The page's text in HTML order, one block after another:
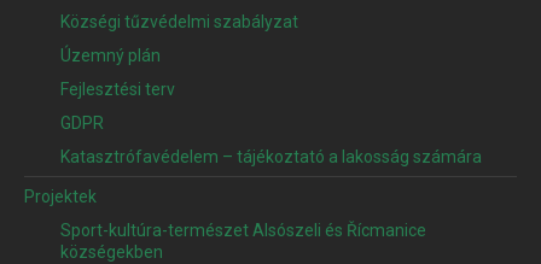
Községi tűzvédelmi szabályzat
Územný plán
Fejlesztési terv
GDPR
Katasztrófavédelem – tájékoztató a lakosság számára
Projektek
Sport-kultúra-természet Alsószeli és Řícmanice
községekben